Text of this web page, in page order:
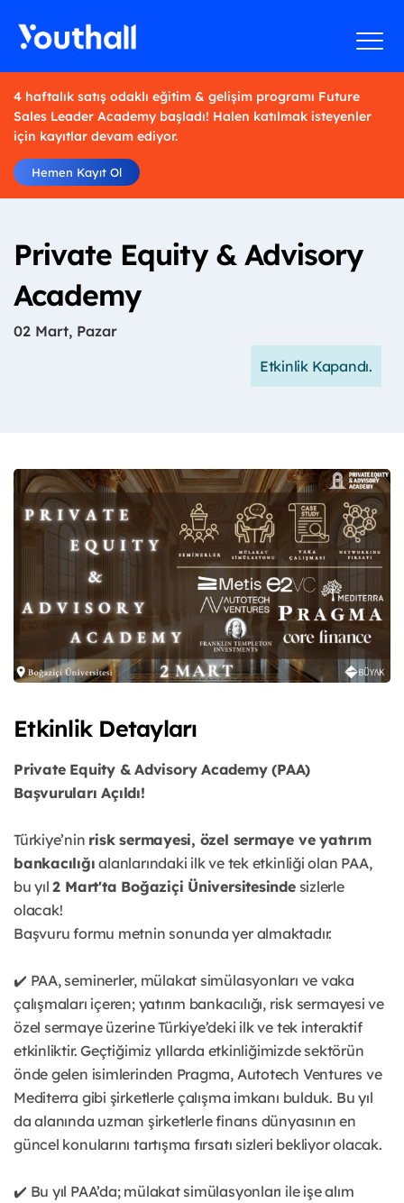
4 haftalık satış odaklı eğitim & gelişim programı Future
Sales Leader Academy başladı! Halen katılmak isteyenler
için kayıtlar devam ediyor.
Hemen Kayıt Ol
Private Equity & Advisory
Academy
02 Mart, Pazar
Etkinlik Kapandı.
Etkinlik Detayları
Private Equity & Advisory Academy (PAA)
Başvuruları Açıldı!
Türkiye’nin risk sermayesi, özel sermaye ve yatırım
bankacılığı alanlarındaki ilk ve tek etkinliği olan PAA,
bu yıl2 Mart'ta Boğaziçi Üniversitesindesizlerle
olacak!
Başvuru formu metnin sonunda yer almaktadır.
✔️ PAA, seminerler, mülakat simülasyonları ve vaka
çalışmaları içeren; yatırım bankacılığı, risk sermayesi ve
özel sermaye üzerine Türkiye’deki ilk ve tek interaktif
etkinliktir. Geçtiğimiz yıllarda etkinliğimizde sektörün
önde gelen isimlerinden Pragma, Autotech Ventures ve
Mediterra gibi şirketlerle çalışma imkanı bulduk. Bu yıl
da alanında uzman şirketlerle finans dünyasının en
güncel konularını tartışma fırsatı sizleri bekliyor olacak.
✔️ Bu yıl PAA’da; mülakat simülasyonları ile işe alım